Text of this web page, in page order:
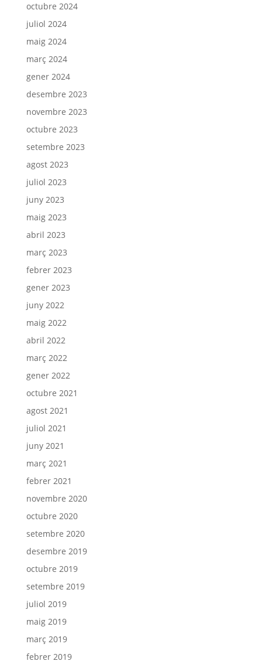
octubre 2024
juliol 2024
maig 2024
març 2024
gener 2024
desembre 2023
novembre 2023
octubre 2023
setembre 2023
agost 2023
juliol 2023
juny 2023
maig 2023
abril 2023
març 2023
febrer 2023
gener 2023
juny 2022
maig 2022
abril 2022
març 2022
gener 2022
octubre 2021
agost 2021
juliol 2021
juny 2021
març 2021
febrer 2021
novembre 2020
octubre 2020
setembre 2020
desembre 2019
octubre 2019
setembre 2019
juliol 2019
maig 2019
març 2019
febrer 2019